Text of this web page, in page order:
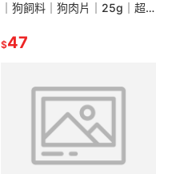
｜狗飼料｜狗肉片｜25g｜超
｜紐西蘭｜狗零食｜翔帥寵物
$47